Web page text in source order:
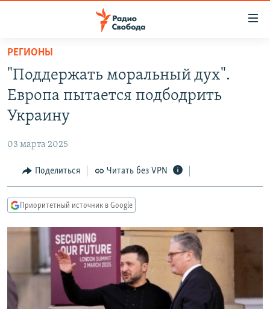
упрощенного
доступа
Вернуться
основному
Вернутся
Вернутся
ПРОГРАММЫ
ПОДКАСТЫ
АВТОРСКИЕ ПРОЕКТЫ
МНЕНИЯ
КУЛЬТУРА
КАВКАЗ.РЕАЛИИ
СЕВЕР.РЕАЛИИ
СИБИРЬ.РЕАЛИИ
РАСПИСАНИЕ ВЕЩАНИЯ
ПОДПИШИТЕСЬ НА РАССЫЛКУ
РЕГИОНЫ
"Поддержать моральный дух".
Европа пытается подбодрить
Украину
03 марта 2025
Поделиться Читать без VPN
Приоритетный источник в Google